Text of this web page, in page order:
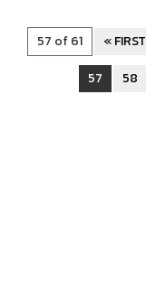
57 of 61 « FIRST
57
58